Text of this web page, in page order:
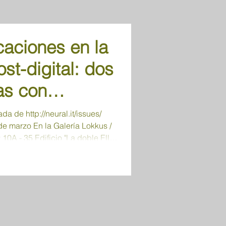
en la
digital: dos
con
en Galería
de http://neural.it/issues/
marzo En la Galería Lokkus /
- 35 Edificio "La doble Elle”